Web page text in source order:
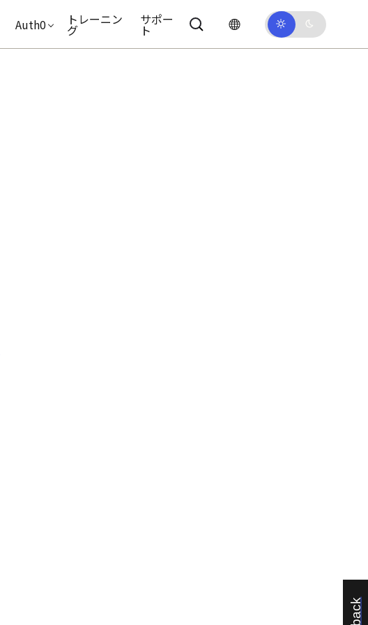
Auth0 トレーニン
グ
サポー
ト